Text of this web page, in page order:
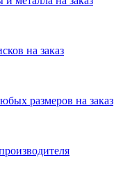
на заказ
размеров на заказ